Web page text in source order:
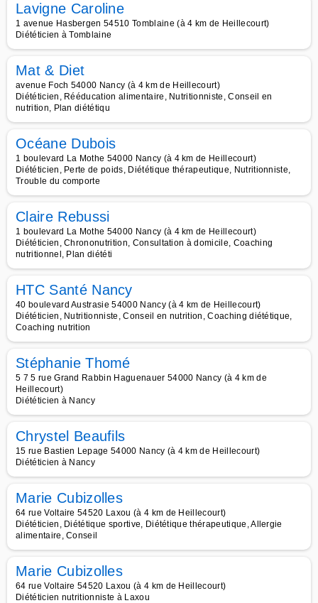
Lavigne Caroline
1 avenue Hasbergen 54510 Tomblaine (à 4 km de Heillecourt)
Diététicien à Tomblaine
Mat & Diet
avenue Foch 54000 Nancy (à 4 km de Heillecourt)
Diététicien, Rééducation alimentaire, Nutritionniste, Conseil en
nutrition, Plan diététiqu
Océane Dubois
1 boulevard La Mothe 54000 Nancy (à 4 km de Heillecourt)
Diététicien, Perte de poids, Diététique thérapeutique, Nutritionniste,
Trouble du comporte
Claire Rebussi
1 boulevard La Mothe 54000 Nancy (à 4 km de Heillecourt)
Diététicien, Chrononutrition, Consultation à domicile, Coaching
nutritionnel, Plan diététi
HTC Santé Nancy
40 boulevard Austrasie 54000 Nancy (à 4 km de Heillecourt)
Diététicien, Nutritionniste, Conseil en nutrition, Coaching diététique,
Coaching nutrition
Stéphanie Thomé
5 7 5 rue Grand Rabbin Haguenauer 54000 Nancy (à 4 km de
Heillecourt)
Diététicien à Nancy
Chrystel Beaufils
15 rue Bastien Lepage 54000 Nancy (à 4 km de Heillecourt)
Diététicien à Nancy
Marie Cubizolles
64 rue Voltaire 54520 Laxou (à 4 km de Heillecourt)
Diététicien, Diététique sportive, Diététique thérapeutique, Allergie
alimentaire, Conseil
Marie Cubizolles
64 rue Voltaire 54520 Laxou (à 4 km de Heillecourt)
Diététicien nutritionniste à Laxou